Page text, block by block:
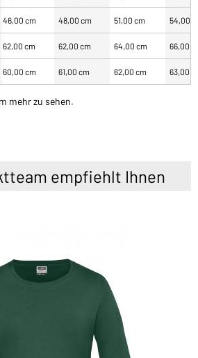
46,00 cm 48,00 cm 51,00 cm 54,00
62,00 cm 62,00 cm 64,00 cm 66,00
60,00 cm 61,00 cm 62,00 cm 63,00
mehr zu sehen.
empfiehlt Ihnen